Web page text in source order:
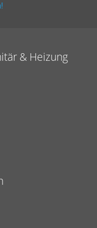
& Heizung